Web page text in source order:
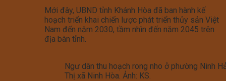
Mới đây, UBND tỉnh Khánh Hòa đã ban hành kế
hoạch triển khai chiến lược phát triển thủy sản Việt
Nam đến năm 2030, tầm nhìn đến năm 2045 trên
địa bàn tỉnh.
Ngư dân thu hoạch rong nho ở phường Ninh
Thị xã Ninh Hòa. Ảnh: KS.